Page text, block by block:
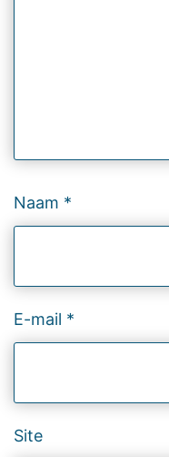
Naam *
E-mail *
Site